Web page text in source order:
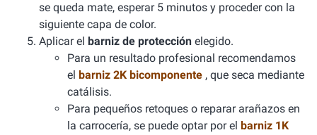
se queda mate, esperar 5 minutos y proceder con la
siguiente capa de color.
Aplicar el barniz de protección elegido.
Para un resultado profesional recomendamos
el barniz 2K bicomponente , que seca mediante
catálisis.
Para pequeños retoques o reparar arañazos en
la carrocería, se puede optar por el barniz 1K